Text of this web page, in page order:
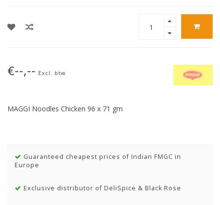
€--,-- Excl. btw
MAGGI Noodles Chicken 96 x 71 gm
Guaranteed cheapest prices of Indian FMGC in
Europe
Exclusive distributor of DeliSpice & Black Rose